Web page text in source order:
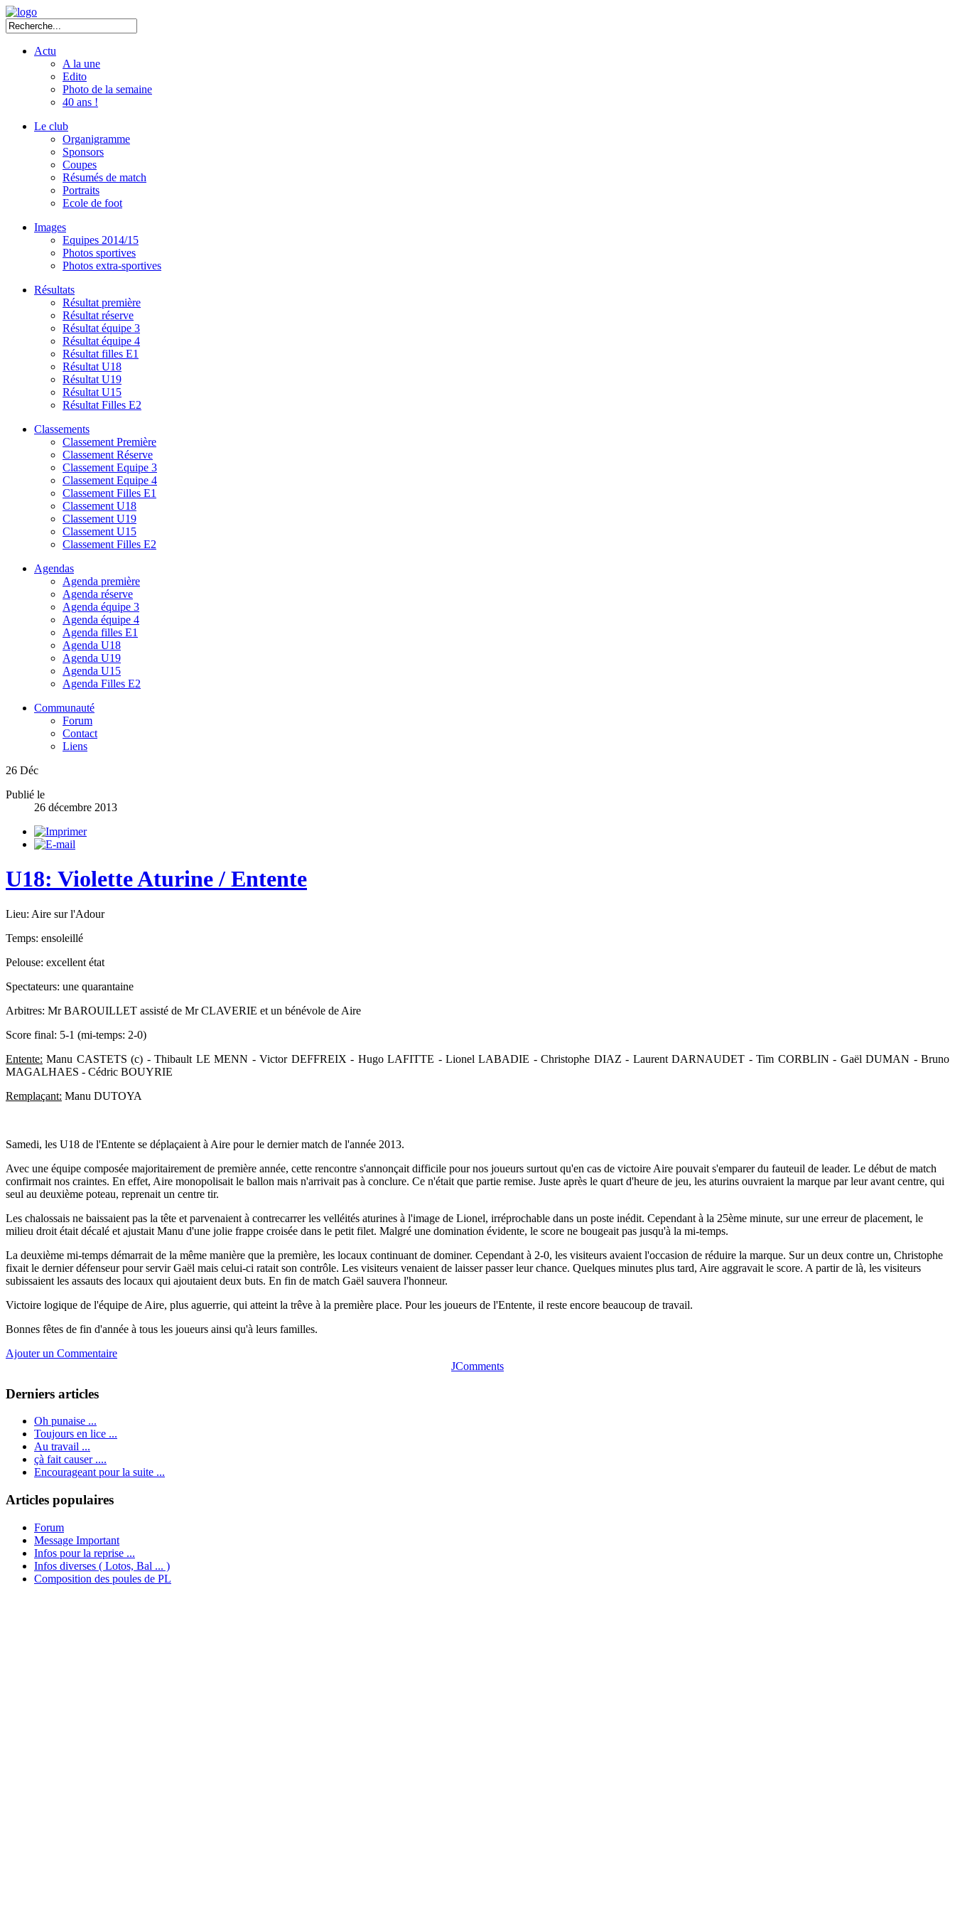
Actu
A la une
Edito
Photo de la semaine
40 ans !
Le club
Organigramme
Sponsors
Coupes
Résumés de match
Portraits
Ecole de foot
Images
Equipes 2014/15
Photos sportives
Photos extra-sportives
Résultats
Résultat première
Résultat réserve
Résultat équipe 3
Résultat équipe 4
Résultat filles E1
Résultat U18
Résultat U19
Résultat U15
Résultat Filles E2
Classements
Classement Première
Classement Réserve
Classement Equipe 3
Classement Equipe 4
Classement Filles E1
Classement U18
Classement U19
Classement U15
Classement Filles E2
Agendas
Agenda première
Agenda réserve
Agenda équipe 3
Agenda équipe 4
Agenda filles E1
Agenda U18
Agenda U19
Agenda U15
Agenda Filles E2
Communauté
Forum
Contact
Liens
26 Déc
Publié le
26 décembre 2013
U18: Violette Aturine / Entente
Lieu: Aire sur l'Adour
Temps: ensoleillé
Pelouse: excellent état
Spectateurs: une quarantaine
Arbitres: Mr BAROUILLET assisté de Mr CLAVERIE et un bénévole de Aire
Score final: 5-1 (mi-temps: 2-0)
Entente: Manu CASTETS (c) - Thibault LE MENN - Victor DEFFREIX - Hugo LAFITTE - Lionel LABADIE - Christophe DIAZ - Laurent DARNAUDET - Tim CORBLIN - Gaël DUMAN - Bruno
MAGALHAES - Cédric BOUYRIE
Remplaçant: Manu DUTOYA
Samedi, les U18 de l'Entente se déplaçaient à Aire pour le dernier match de l'année 2013.
Avec une équipe composée majoritairement de première année, cette rencontre s'annonçait difficile pour nos joueurs surtout qu'en cas de victoire Aire pouvait s'emparer du fauteuil de leader. Le début de match
confirmait nos craintes. En effet, Aire monopolisait le ballon mais n'arrivait pas à conclure. Ce n'était que partie remise. Juste après le quart d'heure de jeu, les aturins ouvraient la marque par leur avant centre, qui
seul au deuxième poteau, reprenait un centre tir.
Les chalossais ne baissaient pas la tête et parvenaient à contrecarrer les velléités aturines à l'image de Lionel, irréprochable dans un poste inédit. Cependant à la 25ème minute, sur une erreur de placement, le
milieu droit était décalé et ajustait Manu d'une jolie frappe croisée dans le petit filet. Malgré une domination évidente, le score ne bougeait pas jusqu'à la mi-temps.
La deuxième mi-temps démarrait de la même manière que la première, les locaux continuant de dominer. Cependant à 2-0, les visiteurs avaient l'occasion de réduire la marque. Sur un deux contre un, Christophe
fixait le dernier défenseur pour servir Gaël mais celui-ci ratait son contrôle. Les visiteurs venaient de laisser passer leur chance. Quelques minutes plus tard, Aire aggravait le score. A partir de là, les visiteurs
subissaient les assauts des locaux qui ajoutaient deux buts. En fin de match Gaël sauvera l'honneur.
Victoire logique de l'équipe de Aire, plus aguerrie, qui atteint la trêve à la première place. Pour les joueurs de l'Entente, il reste encore beaucoup de travail.
Bonnes fêtes de fin d'année à tous les joueurs ainsi qu'à leurs familles.
Ajouter un Commentaire
JComments
Derniers articles
Oh punaise ...
Toujours en lice ...
Au travail ...
çà fait causer ....
Encourageant pour la suite ...
Articles populaires
Forum
Message Important
Infos pour la reprise ...
Infos diverses ( Lotos, Bal ... )
Composition des poules de PL